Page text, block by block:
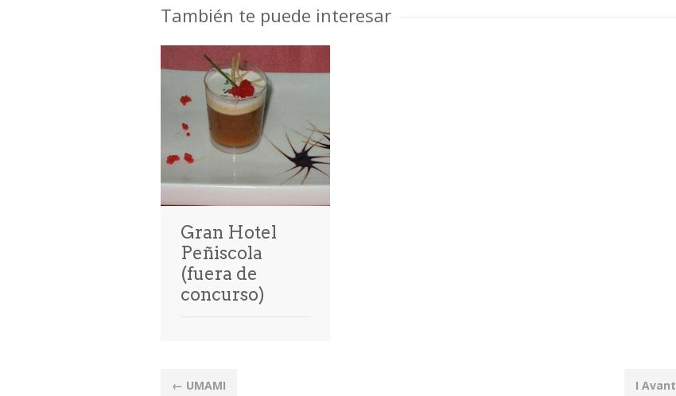
También te puede interesar
Gran Hotel
Peñiscola
(fuera de
concurso)
Post
← UMAMI I Avant